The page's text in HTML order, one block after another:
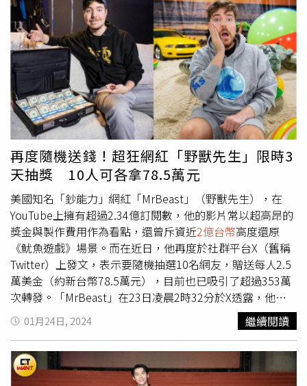
婚？她笑回：「這個應該是不太可能。」《以愛之茗》將於
5月24日在台上映。
來。隨著《沙丘2》全球熱賣，提摩西夏勒梅也在多次的訪
問中認證自己的中文暱稱「甜茶」，屢屢在訪問中脫口而
出，可見這個暱稱他相當喜歡。提摩西夏勒梅也在幕後花絮
提到，千黛亞用三招就可以制伏他，當他講述分別是「威
脅」、「挑釁」後，隨即被千黛亞阻止，笑喊：「跟我拍張
照就沒事！」其實，甜茶曾提到自己每去一個新劇組，總是
非常緊張，拍攝《沙丘》時，僅與千黛亞相處幾天，但幾年
後拍攝《沙丘：第二部》後，兩人加深了友誼，如同家人般
的相處。而他也在該片殺青當下，對每一位工作人員深深鞠
躬，也與導演和工作人員擁抱表達感謝之意，讓工作團隊都
被他給「甜」到。《沙丘：第二部》將於4月中於
Myvideo、CATCHPLAY上架。
再度隨機送錢！超狂網紅「野獸先生」限時3
天抽獎 10人可各拿78.5萬元
美國知名「鈔能力」網紅「MrBeast」（野獸先生），在
YouTube上擁有超過2.34億訂閱數，他的影片常以超高昂的
獎金與製作費用作為看點，還曾斥資近2億台幣高度還原
《魷魚遊戲》場景。而在近日，他再度於社群平台X（舊稱
Twitter）上發文，表示要隨機抽選10名網友，贈送每人2.5
萬美金（約新台幣78.5萬元），目前也已吸引了超過353萬
次轉發。「MrBeast」在23日凌晨2時32分於X透露，他將
在72小時內隨機選出10人，只要轉發該貼文並追蹤其帳號
的人，都有機會獲得2.5萬美金，並表示自己僅僅是「為了
好玩」（for fun）。而該貼文截至24日下午4時，已經有超
過353萬轉發、196萬按讚，更有不少人在留言區喊話，稱
若是選到了自己，也將繼續抽人送出一部份獎金。據了解，
01月24日, 2024 繼續閱讀